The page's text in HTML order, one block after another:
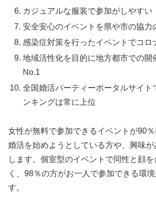
カジュアルな服装で参加がしやすい
安全安心のイベントを県や市の協力
感染症対策を行ったイベントでコロ
地域活性化を目的に地方都市での開
No.1
全国婚活パーティーポータルサイト
ンキングは常に上位
女性が無料で参加できるイベントが90
婚活を始めようとしている方や、興味
します。個室型のイベントで同性と顔
く、98％の方がお一人で参加できる環
す。